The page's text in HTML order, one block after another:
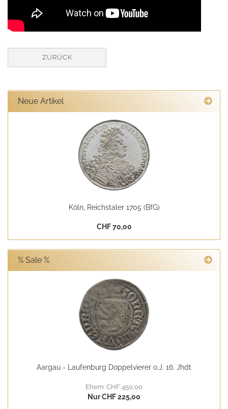
ZURÜCK
Neue Artikel
Köln, Reichstaler 1705 (BfG)
CHF 70,00
% Sale %
Aargau - Laufenburg Doppelvierer o.J. 16. Jhdt
Ehem. CHF 450,00
Nur CHF 225,00